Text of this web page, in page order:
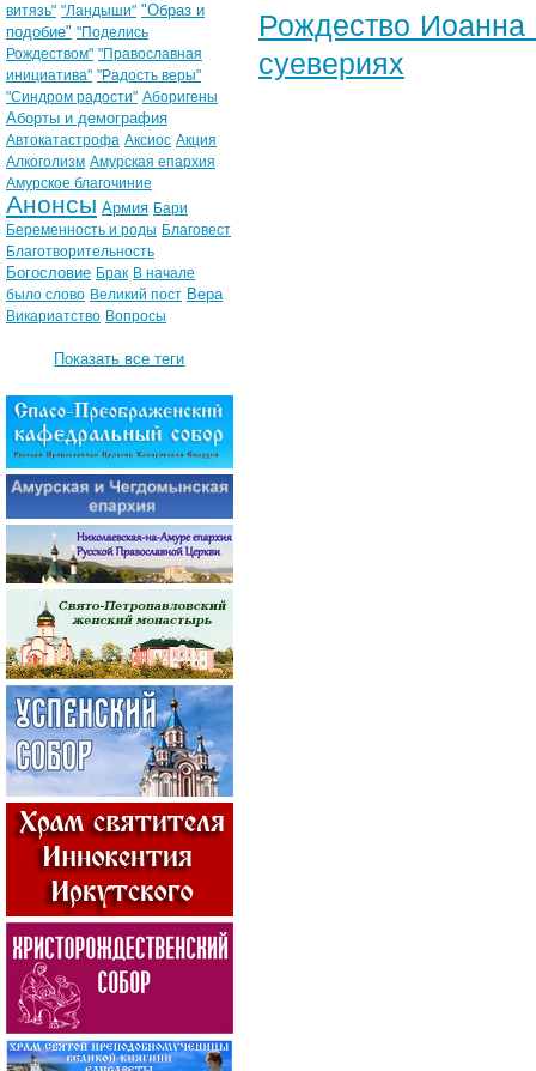
Рождество Иоанна
суевериях
витязь" "Ландыши" "Образ и
подобие" "Поделись
Рождеством" "Православная
инициатива" "Радость веры"
"Синдром радости" Аборигены
Аборты и демография
Автокатастрофа Аксиос Акция
Алкоголизм Амурская епархия
Амурское благочиние
Анонсы Армия Бари
Беременность и роды Благовест
Благотворительность
Богословие Брак В начале
было слово Великий пост Вера
Викариатство Вопросы
Показать все теги